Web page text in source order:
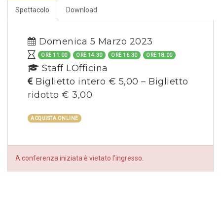
Spettacolo Download
Domenica 5 Marzo 2023
ORE 11.00 ORE 14.30 ORE 16.30 ORE 18.00
Staff LOfficina
Biglietto intero € 5,00 – Biglietto
ridotto € 3,00
ACQUISTA ONLINE
A conferenza iniziata è vietato l’ingresso.